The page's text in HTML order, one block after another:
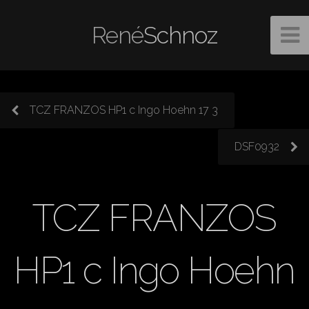
RenéSchnoz
TCZ FRANZOS HP1 c Ingo Hoehn 17 3
DSF0932
TCZ FRANZOS
HP1 c Ingo Hoehn